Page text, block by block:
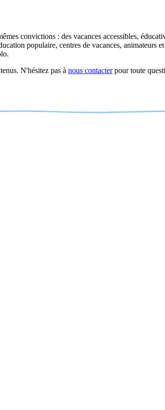
convictions : des vacances accessibles,
populaire, centres de vacances, animateurs
N'hésitez pas à nous contacterpour toute